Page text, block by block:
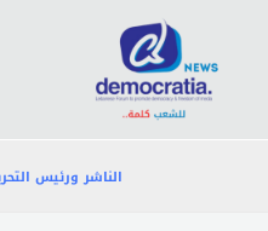
المحتوى
الناشر ورئيس